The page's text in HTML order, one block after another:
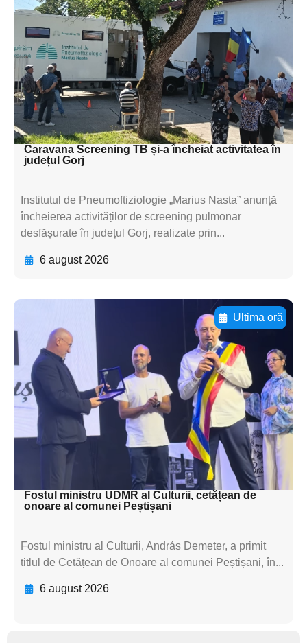
subtitluAdaugă aici
textul pentru
subtitluAdaugă aici
textul pentru
subtitluAdaugă aici
textul pentru subti
Caravana Screening TB și-a încheiat activitatea în
județul Gorj
Institutul de Pneumoftiziologie „Marius Nasta” anunță
încheierea activităților de screening pulmonar
desfășurate în județul Gorj, realizate prin...
6 august 2026
Ultima oră
Adaugă aici textul pentru
subtitluAdaugă aici
textul pentru
subtitluAdaugă aici
textul pentru
subtitluAdaugă aici
textul pentru subti
Fostul ministru UDMR al Culturii, cetățean de
onoare al comunei Peștișani
Fostul ministru al Culturii, András Demeter, a primit
titlul de Cetățean de Onoare al comunei Peștișani, în...
6 august 2026